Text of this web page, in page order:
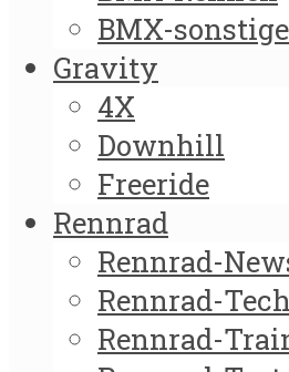
BMX-
Gravity
4X
Downhill
Freeride
Rennrad
Rennrad-
Rennrad-
Rennrad-